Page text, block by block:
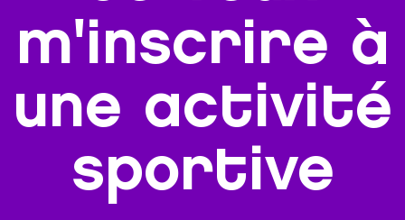
m'inscrire à
une activité
sportive